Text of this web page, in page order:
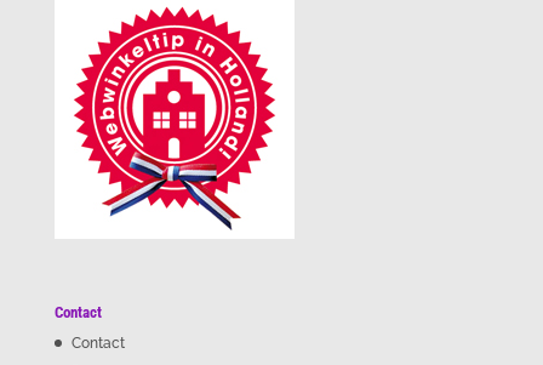
Contact
Contact